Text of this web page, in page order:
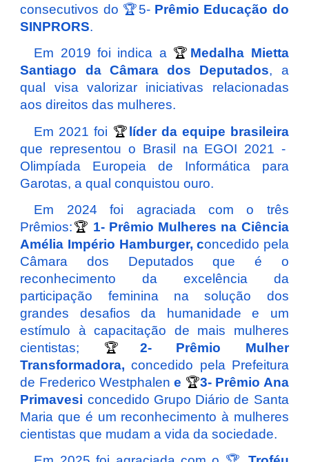
consecutivos do 🏆5-Prêmio Educação do
SINPRORS.
Em 2019 foi indica a 🏆 Medalha Mietta
Santiago da Câmara dos Deputados, a
qual visa valorizar iniciativas relacionadas
aos direitos das mulheres.
Em 2021 foi 🏆líder da equipe brasileira
que representou o Brasil na EGOI 2021 -
Olimpíada Europeia de Informática para
Garotas, a qual conquistou ouro.
Em 2024 foi agraciada com o três
Prêmios:🏆 1- Prêmio Mulheres na Ciência
Amélia Império Hamburger, concedido pela
Câmara dos Deputados que é o
reconhecimento da excelência da
participação feminina na solução dos
grandes desafios da humanidade e um
estímulo à capacitação de mais mulheres
cientistas;
🏆 2- Prêmio Mulher
Transformadora,concedido pela Prefeitura
de Frederico Westphalen e 🏆3- Prêmio Ana
Primavesi concedido Grupo Diário de Santa
Maria que é um reconhecimento à mulheres
cientistas que mudam a vida da sociedade.